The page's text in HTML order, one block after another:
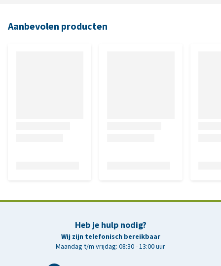
Aanbevolen producten
Heb je hulp nodig?
Wij zijn telefonisch bereikbaar
Maandag t/m vrijdag: 08:30 - 13:00 uur